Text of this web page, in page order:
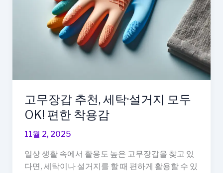
고무장갑 추천, 세탁·설거지 모두
OK! 편한 착용감
11월 2, 2025
일상 생활 속에서 활용도 높은 고무장갑을 찾고 있
다면, 세탁이나 설거지를 할 때 편하게 활용할 수 있